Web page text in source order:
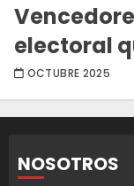
electoral
OCTUBRE 2025
NOSOTROS